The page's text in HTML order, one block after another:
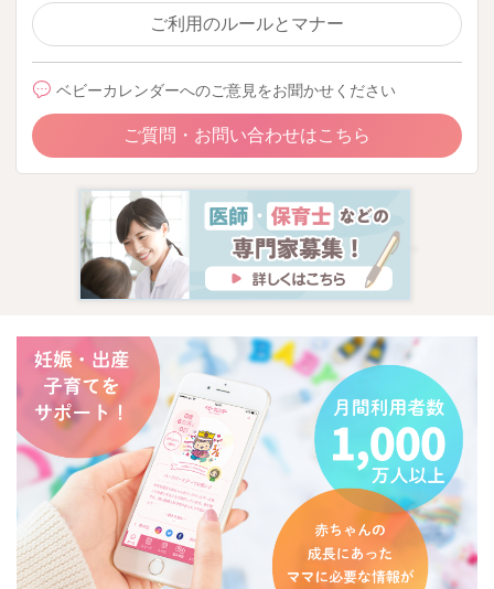
ご利用のルールとマナー
ベビーカレンダーへのご意見をお聞かせください
ご質問・お問い合わせはこちら